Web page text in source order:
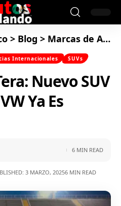
> Blog > Marcas de Autos
Internacionales SUVs
Nuevo SUV
Ya Es
3 MARZO, 20256 MIN READ
6 MIN READ